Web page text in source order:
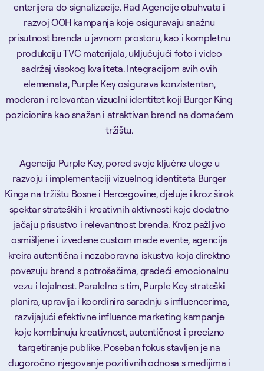
enterijera do signalizacije. Rad Agencije obuhvata i
razvoj OOH kampanja koje osiguravaju snažnu
prisutnost brenda u javnom prostoru, kao i kompletnu
produkciju TVC materijala, uključujući foto i video
sadržaj visokog kvaliteta. Integracijom svih ovih
elemenata, Purple Key osigurava konzistentan,
moderan i relevantan vizuelni identitet koji Burger King
pozicionira kao snažan i atraktivan brend na domaćem
tržištu.
Agencija Purple Key, pored svoje ključne uloge u
razvoju i implementaciji vizuelnog identiteta Burger
Kinga na tržištu Bosne i Hercegovine, djeluje i kroz širok
spektar strateških i kreativnih aktivnosti koje dodatno
jačaju prisustvo i relevantnost brenda. Kroz pažljivo
osmišljene i izvedene custom made evente, agencija
kreira autentična i nezaboravna iskustva koja direktno
povezuju brend s potrošačima, gradeći emocionalnu
vezu i lojalnost. Paralelno s tim, Purple Key strateški
planira, upravlja i koordinira saradnju s influencerima,
razvijajući efektivne influence marketing kampanje
koje kombinuju kreativnost, autentičnost i precizno
targetiranje publike. Poseban fokus stavljen je na
dugoročno njegovanje pozitivnih odnosa s medijima i